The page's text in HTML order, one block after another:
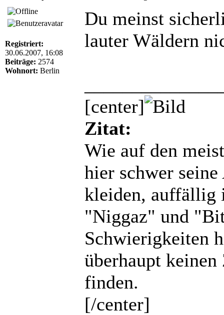
Registriert:
30.06.2007, 16:08
Beiträge: 2574
Wohnort: Berlin
Du meinst
lauter Wäldern
[center]
Zitat:
Wie auf den
hier schwer
kleiden, auffällig
"Niggaz" und
Schwierigkeiten
überhaupt
finden.
[/center]